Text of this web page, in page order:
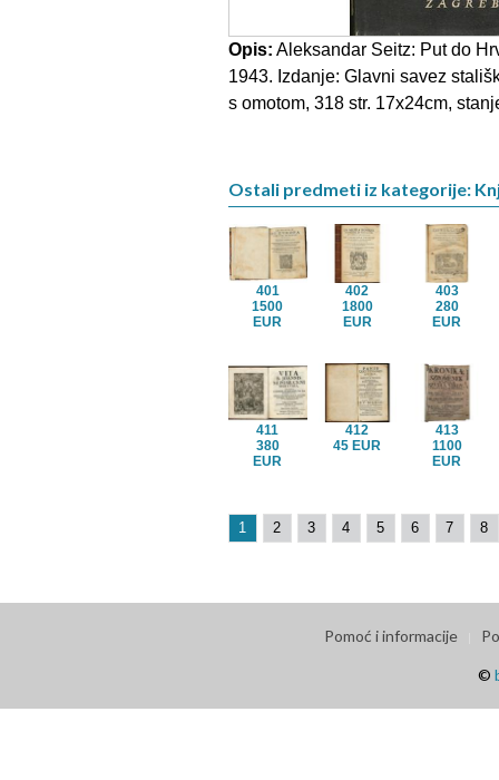
Opis: Aleksandar Seitz: Put do
1943. Izdanje: Glavni savez
s omotom, 318 str. 17x24cm,
Ostali predmeti iz kategorije:
401
1500
EUR
402
1800
EUR
403
280
EUR
411
380
EUR
412
45 EUR
413
1100
EUR
1 2 3 4 5 6 7 8
Pomoć i informacije
©